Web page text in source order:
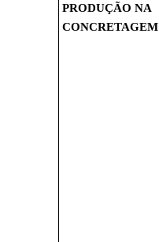
PRODUÇÃO NA
CONCRETAGEM